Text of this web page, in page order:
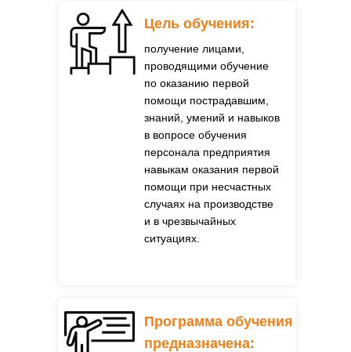
Программа обучения
предназначена:
получение лицами,
проводящими обучение
по оказанию первой
помощи пострадавшим,
знаний, умений и навыков
в вопросе обучения
персонала предприятия
навыкам оказания первой
помощи при несчастных
случаях на производстве
и в чрезвычайных
ситуациях.
Цель обучения: